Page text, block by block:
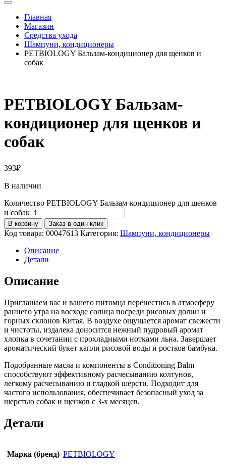
Главная
Магазин
Средства ухода
Шампуни, кондиционеры
PETBIOLOGY Бальзам-кондиционер для щенков и
собак
PETBIOLOGY Бальзам-
кондиционер для щенков и
собак
393₽
В наличии
Количество PETBIOLOGY Бальзам-кондиционер для щенков
и собак
В корзину Заказ в один клик
Код товара: 00047613 Категория: Шампуни, кондиционеры
Описание
Детали
Описание
Приглашаем вас и вашего питомца перенестись в атмосферу
раннего утра на восходе солнца посреди рисовых долин и
горных склонов Китая. В воздухе ощущается аромат свежести
и чистоты, издалека доносится нежный пудровый аромат
хлопка в сочетании с прохладными нотками льна. Завершает
ароматический букет капли рисовой воды и ростков бамбука.
Подобранные масла и компоненты в Conditioning Balm
способствуют эффективному расчесыванию колтунов,
легкому расчесыванию и гладкой шерсти. Подходит для
частого использования, обеспечивает безопасный уход за
шерстью собак и щенков с 3-х месяцев.
Детали
Марка (бренд) PETBIOLOGY